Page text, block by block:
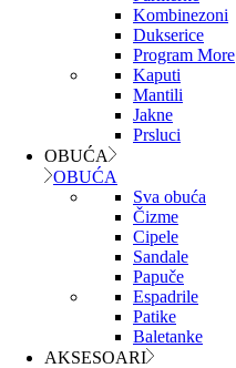
Kombinezoni
Dukserice
Program More
Kaputi
Mantili
Jakne
Prsluci
OBUĆA
OBUĆA
Sva obuća
Čizme
Cipele
Sandale
Papuče
Espadrile
Patike
Baletanke
AKSESOARI